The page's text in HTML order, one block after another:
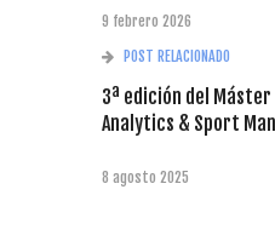
9 febrero 2026
POST RELACIONADO
3ª edición del
Analytics & Sport
8 agosto 2025